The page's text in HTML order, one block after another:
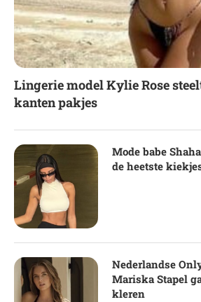
Lingerie model Kylie Rose
kanten pakjes
Mode babe
de heetste
Nederlandse
Mariska Stapel
kleren